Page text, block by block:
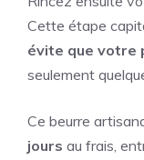
Cette étape
évite que votre
seulement
Ce beurre
jours au frais,